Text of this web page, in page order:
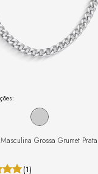
Grossa Grumet Prata
(1)